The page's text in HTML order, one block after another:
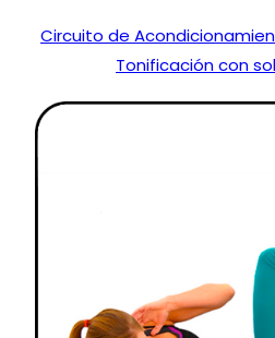
Circuito de
Tonificación con